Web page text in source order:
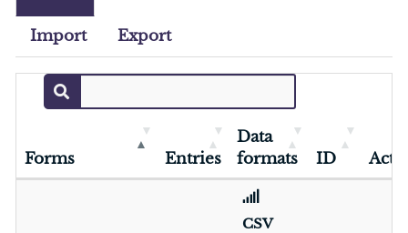
Import Export
Forms Entries
Data
formats
ID
CSV